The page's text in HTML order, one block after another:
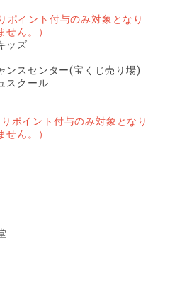
ポイント付与のみ対象となり
せん。）
ッズ
ンスセンター(宝くじ売り場)
スクール
ポイント付与のみ対象となり
せん。）